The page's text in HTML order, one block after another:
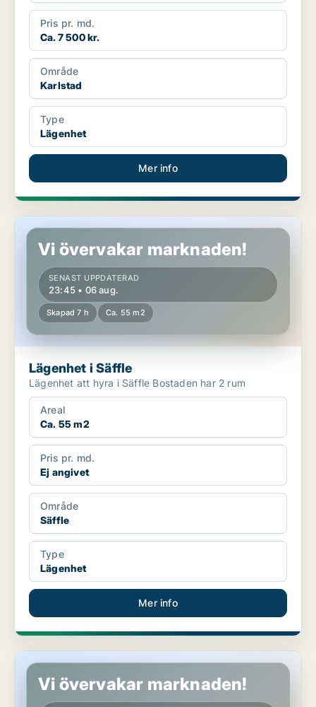
Pris pr. md.
Ca. 7 500 kr.
Område
Karlstad
Type
Lägenhet
Mer info
Lägenhet i Säffle
Vi övervakar marknaden!
SENAST UPPDATERAD
23:45 • 06 aug.
Skapad 7 h Ca. 55 m2
Lägenhet i Säffle
Lägenhet att hyra i Säffle Bostaden har 2 rum
Areal
Ca. 55 m2
Pris pr. md.
Ej angivet
Område
Säffle
Type
Lägenhet
Mer info
Lägenhet i Säffle
Vi övervakar marknaden!